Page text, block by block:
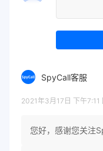
SpyCall客服
2021年3月17日 下午7:11
您好，感谢您关注